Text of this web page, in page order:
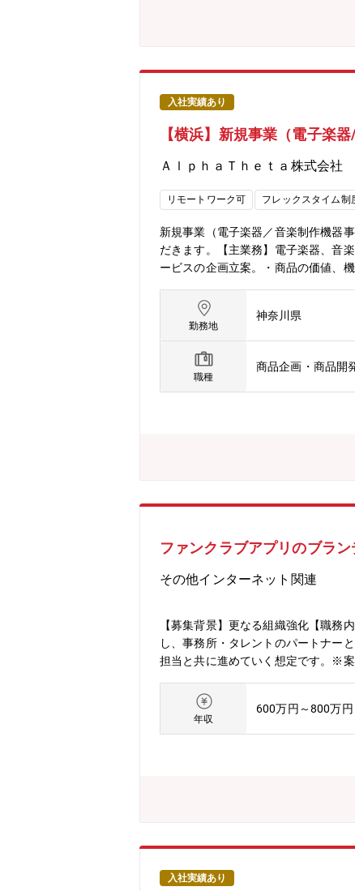
入社実績あり
【横浜】新規事業（電子楽
ＡｌｐｈａＴｈｅｔａ株式会社
リモートワーク可 フレックスタイム制
新規事業（電子楽器／音楽制作機器
だきます。【主業務】電子楽器、音
ービスの企画立案。・商品の価値、
発2課社長直轄部門として、部長1名
り、事業立ち上げに関する商品企画
発部 新規事業開発2課では、楽曲制
既存事業の商品企画業務とは異なり
て推進できる点が特徴です。また、
実行します。業務は多岐に渡ります
きます。さらに、社長直轄部門のた
勤務地
神奈川県
職種
商品企画・商品開
ファンクラブアプリのブラ
その他インターネット関連
【募集背景】更なる組織強化【職務
し、事務所・タレントのパートナー
担当と共に進めていく想定です。※
格、哲学、美学を理解し、コンテン
持- 炎上リスクやイメージ毀損を防
計：- 「推し活」の熱量やファンの
ブ運営実務・アプリ内コンテンツ（
長：1名（男性30代前半）・メンバ
年齢や役職の壁は一切ありません。
年収
600万円～800万円
入社実績あり